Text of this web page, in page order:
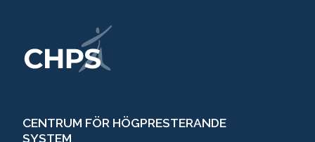
CENTRUM FÖR HÖGPRESTERANDE
SYSTEM